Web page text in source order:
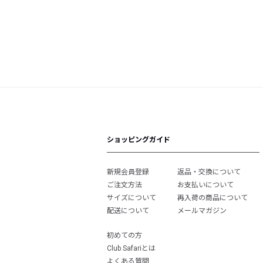
ショッピングガイド
新規会員登録
ご注文方法
サイズについて
配送について
返品・交換について
お支払いについて
再入荷の商品について
メールマガジン
初めての方
Club Safariとは
よくある質問